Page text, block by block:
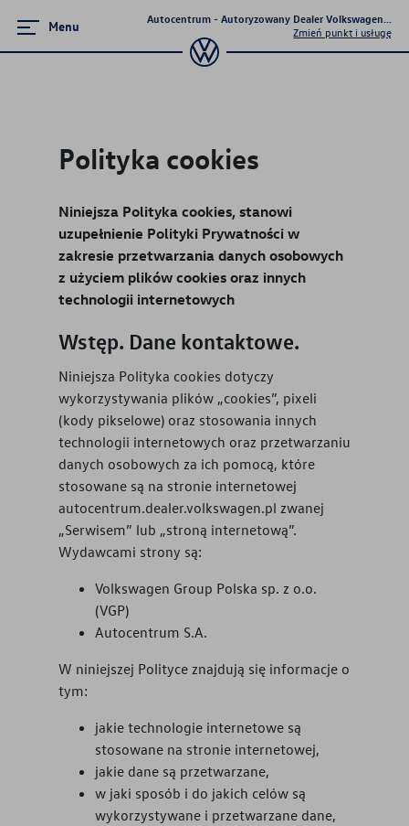
Menu
Autocentrum - Autoryzowany Dealer Volkswagena -
Zmień punkt i usługę
Mapa i kontakt
Modele osobowe
Samochody Nowe - Dostępne od
ręki
Promocje i aktualności
Samochody Używane -
OTOMOTO
Finansowanie
Ubezpieczenia
Gwarancja i ochrona
Serwis
Akcesoria
Konfigurator jazdy próbnej
Polityka cookies
Niniejsza Polityka cookies, stanowi
uzupełnienie Polityki Prywatności w
zakresie przetwarzania danych osobowych
z użyciem plików cookies oraz innych
technologii internetowych
Wstęp. Dane kontaktowe.
Niniejsza Polityka cookies dotyczy
wykorzystywania plików „cookies”, pixeli
(kody pikselowe) oraz stosowania innych
technologii internetowych oraz przetwarzaniu
danych osobowych za ich pomocą, które
stosowane są na stronie internetowej
autocentrum.dealer.volkswagen.pl zwanej
„Serwisem” lub „stroną internetową”.
Wydawcami strony są:
Volkswagen Group Polska sp. z o.o.
(VGP)
Autocentrum S.A.
W niniejszej Polityce znajdują się informacje o
tym:
jakie technologie internetowe są
stosowane na stronie internetowej,
jakie dane są przetwarzane,
w jaki sposób i do jakich celów są
wykorzystywane i przetwarzane dane,